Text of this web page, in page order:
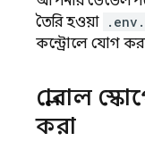
তৈরি হওয়া
কন্ট্রোলে যোগ
গ্লোবাল
করা